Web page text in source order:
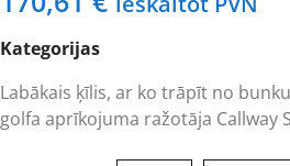
Kategorijas
Labākais ķīlis, ar ko trāpīt no
golfa aprīkojuma ražotāja Callway